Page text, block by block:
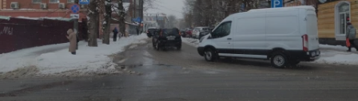
Праздники
Происшествия
Спорт
Экономика и бизнес